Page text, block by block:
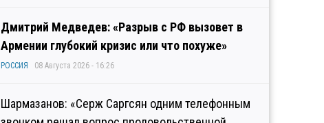
Дмитрий Медведев: «Разрыв с РФ вызовет в
Армении глубокий кризис или что похуже»
РОССИЯ 08 Августа 2026 - 16:26
Шармазанов: «Серж Саргсян одним телефонным